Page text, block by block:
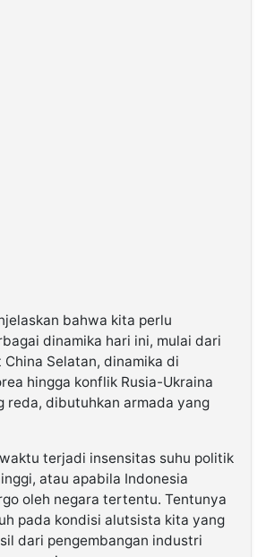
bahwa kita perlu
dinamika hari ini, mulai dari
Selatan, dinamika di
hingga konflik Rusia-Ukraina
reda, dibutuhkan armada yang
terjadi insensitas suhu politik
atau apabila Indonesia
oleh negara tertentu. Tentunya
pada kondisi alutsista kita yang
dari pengembangan industri